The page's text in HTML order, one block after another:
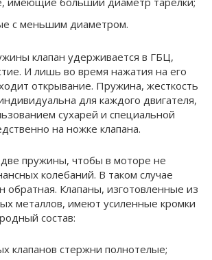
с меньшим диаметром.
клапан удерживается в ГБЦ,
И лишь во время нажатия на его
открывание. Пружина, жесткость
для каждого двигателя,
сухарей и специальной
на ножке клапана.
две пружины, чтобы в моторе не
колебаний. В таком случае
обратная. Клапаны, изготовленные из
металлов, имеют усиленные кромки
состав:
клапанов стержни полнотелые;